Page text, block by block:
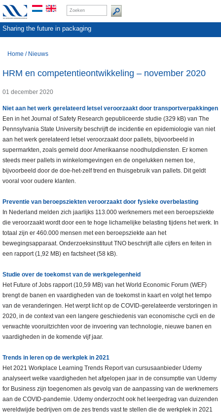
Sharing the future in packaging
Home / Nieuws
HRM en competentieontwikkeling – november 2020
01 december 2020
Niet aan het werk gerelateerd letsel veroorzaakt door transportverpakkingen
Een in het Journal of Safety Research gepubliceerde studie (329 kB) van The
Pennsylvania State University beschrijft de incidentie en epidemiologie van niet
aan het werk gerelateerd letsel veroorzaakt door pallets, bijvoorbeeld in
supermarkten, zoals gemeld door Amerikaanse noodhulpdiensten. Er komen
steeds meer pallets in winkelomgevingen en de ongelukken nemen toe,
bijvoorbeeld door de doe-het-zelf trend en thuisgebruik van pallets. Dit geldt
vooral voor oudere klanten.
Preventie van beroepsziekten veroorzaakt door fysieke overbelasting
In Nederland melden zich jaarlijks 113.000 werknemers met een beroepsziekte
die veroorzaakt wordt door een te hoge lichamelijke belasting tijdens het werk. In
totaal zijn er 460.000 mensen met een beroepsziekte aan het
bewegingsapparaat. Onderzoeksinstituut TNO beschrijft alle cijfers en feiten in
een rapport (1,92 MB) en factsheet (58 kB).
Studie over de toekomst van de werkgelegenheid
Het Future of Jobs rapport (10,59 MB) van het World Economic Forum (WEF)
brengt de banen en vaardigheden van de toekomst in kaart en volgt het tempo
van de veranderingen. Het werpt licht op de COVID-gerelateerde verstoringen in
2020, in de context van een langere geschiedenis van economische cycli en de
verwachte vooruitzichten voor de invoering van technologie, nieuwe banen en
vaardigheden in de komende vijf jaar.
Trends in leren op de werkplek in 2021
Het 2021 Workplace Learning Trends Report van cursusaanbieder Udemy
analyseert welke vaardigheden het afgelopen jaar in de consumptie van Udemy
for Business zijn toegenomen als gevolg van de aanpassing van de werknemers
aan de COVID-pandemie. Udemy onderzocht ook het leergedrag van duizenden
wereldwijde bedrijven om de zes trends vast te stellen die de werkplek in 2021